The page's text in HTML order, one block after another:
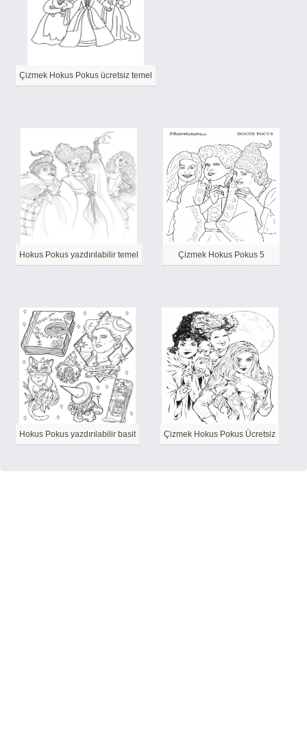
Çizmek Hokus Pokus ücretsiz temel
Hokus Pokus yazdırılabilir temel Çizmek Hokus Pokus 5
Hokus Pokus yazdırılabilir basit Çizmek Hokus Pokus Ücretsiz